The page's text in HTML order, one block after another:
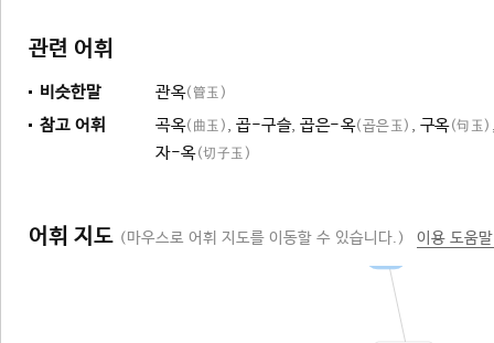
관련 어휘
비슷한말 관옥(管玉)
참고 어휘 곡옥(曲玉) , 곱-구슬, 곱은-옥(곱은玉) , 구옥(句玉)
자-옥(切子玉)
어휘 지도 (마우스로 어휘 지도를 이동할 수 있습니다.) 이용 도움